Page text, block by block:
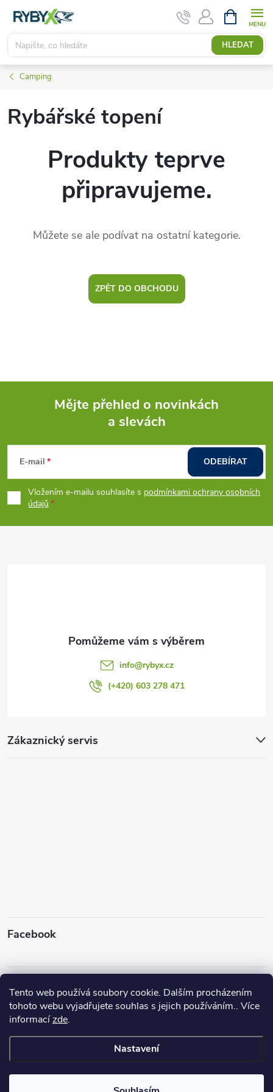
Tento web používá soubory cookie. Dalším procházením
tohoto webu vyjadřujete souhlas s jejich používáním.. Více
informacízde.
Nastavení
obsah
HLEDAT
NÁKUPNÍ
KOŠÍK
Camping
Rybářské topení
Produkty teprve
připravujeme.
Můžete se ale podívat na ostatní kategorie.
ZPĚT DO OBCHODU
p
a
Mějte přehled o novinkách
a slevách
E-mail
Vložením e-mailu souhlasíte s podmínkami ochrany osobních
údajů
ODEBÍRAT
Zákaznický servis
Facebook
info@rybyx.cz
(+420) 603 278 471
Sledovat na Instagramu
cookies